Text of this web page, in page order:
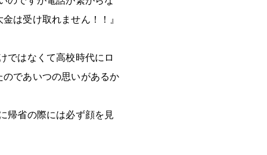
は受け取れません！！』
ではなくて高校時代にロ
であいつの思いがあるか
帰省の際には必ず顔を見